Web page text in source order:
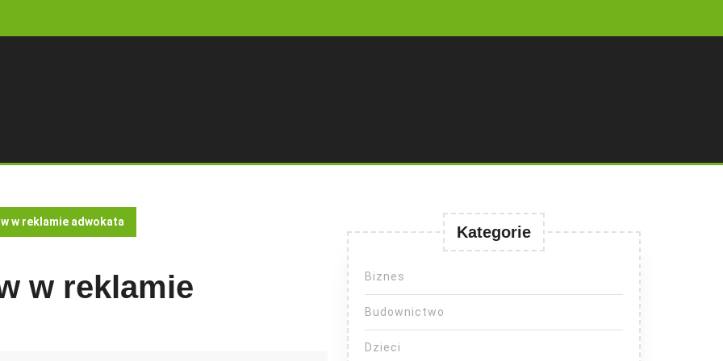
w reklamie adwokata
w reklamie
Kategorie
Biznes
Budownictwo
Dzieci